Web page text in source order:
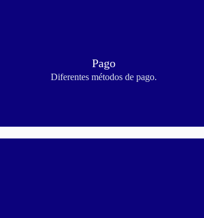
Pago
Diferentes métodos de pago.